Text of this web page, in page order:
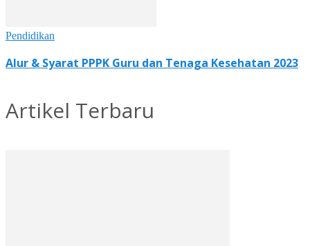
Pendidikan
Alur & Syarat PPPK Guru dan Tenaga Kesehatan 2023
Artikel Terbaru